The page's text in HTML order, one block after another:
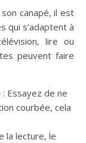
canapé, il est
qui s’adaptent à
lire ou
peuvent faire
: Essayez de ne
courbée, cela
la lecture, le